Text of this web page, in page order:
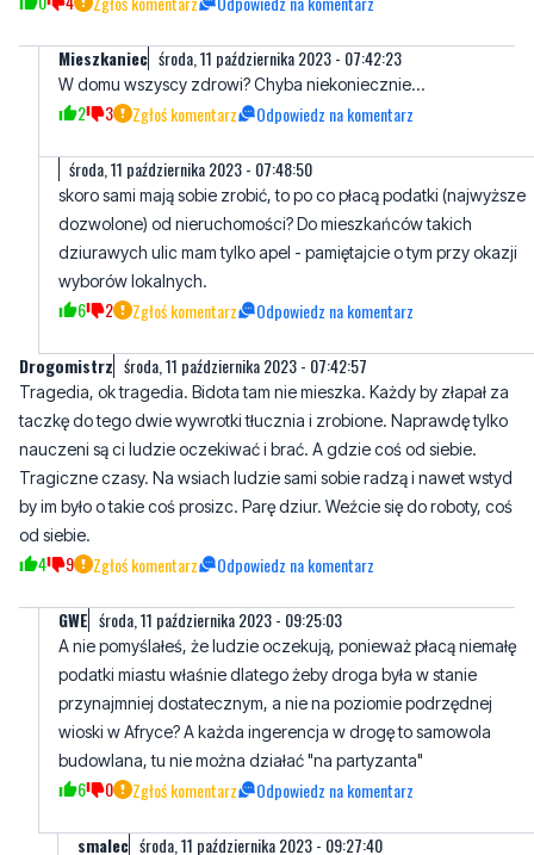
środa, 11 października 2023 - 07:48:50
skoro sami mają sobie zrobić, to po co płacą podatki (najwyższe
dziurawych ulic mam tylko apel - pamiętajcie o tym przy okazji
wyborów lokalnych.
6 2 Zgłoś komentarz Odpowiedz na komentarz
Drogomistrz środa, 11 października 2023 - 07:42:57
Tragedia, ok tragedia. Bidota tam nie mieszka. Każdy by złapał za
nauczeni są ci ludzie oczekiwać i brać. A gdzie coś od siebie.
Tragiczne czasy. Na wsiach ludzie sami sobie radzą i nawet wstyd
by im było o takie coś prosizc. Parę dziur. Weźcie się do roboty, coś
od siebie.
4 9 Zgłoś komentarz Odpowiedz na komentarz
GWE
A nie pomyślałeś, że ludzie oczekują, ponieważ płacą niemałę
przynajmniej dostatecznym, a nie na poziomie podrzędnej
wioski w Afryce? A każda ingerencja w drogę to samowola
budowlana, tu nie można działać "na partyzanta"
6 0 Zgłoś komentarz Odpowiedz na komentarz
smalec środa, 11 października 2023 - 09:27:40
A nie pomyślałeś że karmisz trola?